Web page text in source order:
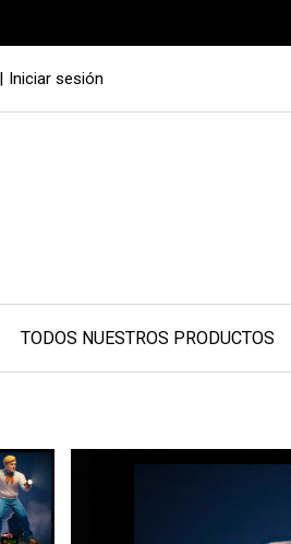
Iniciar sesión
TODOS NUESTROS PRODUCTOS